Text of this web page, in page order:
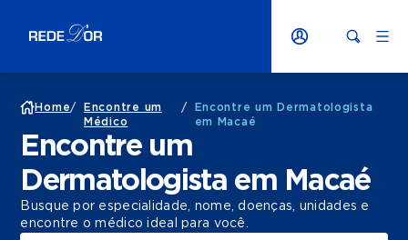
Home/
Encontre um
Médico
/
Encontre um Dermatologista
em Macaé
Encontre um
Dermatologista em Macaé
Busque por especialidade, nome, doenças, unidades e
encontre o médico ideal para você.